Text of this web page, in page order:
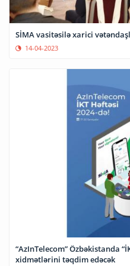
SİMA vasitəsilə xarici
14-04-2023
“AzInTelecom” Özbəkistanda
xidmətlərini təqdim edəcək